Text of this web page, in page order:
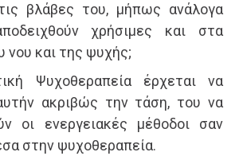
βλάβες του, μήπως ανάλογα
χρήσιμες και στα
νου και της ψυχής;
Ψυχοθεραπεία έρχεται να
ακριβώς την τάση, του να
οι ενεργειακές μέθοδοι σαν
στην ψυχοθεραπεία.